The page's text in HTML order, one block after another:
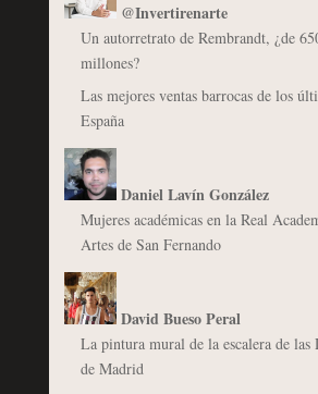
@Invertirenarte
Un autorretrato de Rembrandt, ¿de
millones?
Las mejores ventas barrocas de los
España
Daniel Lavín González
Mujeres académicas en la Real
Artes de San Fernando
David Bueso Peral
La pintura mural de la escalera de las
de Madrid